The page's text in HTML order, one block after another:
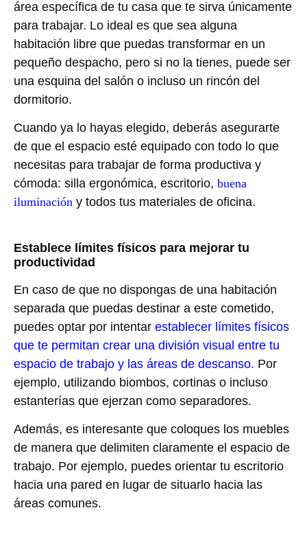
área específica de tu casa que te sirva únicamente
para trabajar. Lo ideal es que sea alguna
habitación libre que puedas transformar en un
pequeño despacho, pero si no la tienes, puede ser
una esquina del salón o incluso un rincón del
dormitorio.
Cuando ya lo hayas elegido, deberás asegurarte
de que el espacio esté equipado con todo lo que
necesitas para trabajar de forma productiva y
cómoda: silla ergonómica, escritorio, buena
iluminación y todos tus materiales de oficina.
Establece límites físicos para mejorar tu
productividad
En caso de que no dispongas de una habitación
separada que puedas destinar a este cometido,
puedes optar por intentar establecer límites físicos
que te permitan crear una división visual entre tu
espacio de trabajo y las áreas de descanso. Por
ejemplo, utilizando biombos, cortinas o incluso
estanterías que ejerzan como separadores.
Además, es interesante que coloques los muebles
de manera que delimiten claramente el espacio de
trabajo. Por ejemplo, puedes orientar tu escritorio
hacia una pared en lugar de situarlo hacia las
áreas comunes.